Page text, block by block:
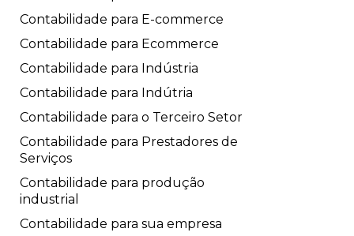
Contabilidade para E-commerce
Contabilidade para Ecommerce
Contabilidade para Indústria
Contabilidade para Indútria
Contabilidade para o Terceiro Setor
Contabilidade para Prestadores de
Serviços
Contabilidade para produção
industrial
Contabilidade para sua empresa